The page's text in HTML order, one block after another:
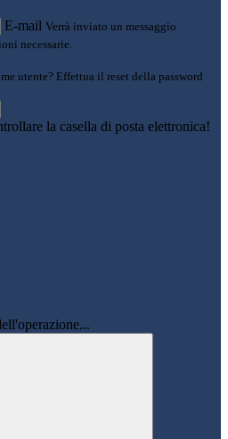
E-mail Verrà inviato un messaggio
necessarie.
utente? Effettua il reset della password
la casella di posta elettronica!